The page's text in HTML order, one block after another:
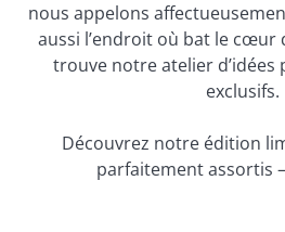
nous appelons
aussi l’endroit où bat le cœur
trouve notre atelier
exclusifs.
Découvrez notre édition
parfaitement assortis –